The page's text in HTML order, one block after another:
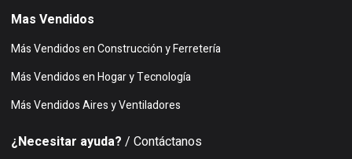
Mas Vendidos
Más Vendidos en Construcción y Ferretería
Más Vendidos en Hogar y Tecnología
Más Vendidos Aires y Ventiladores
¿Necesitar ayuda? / Contáctanos